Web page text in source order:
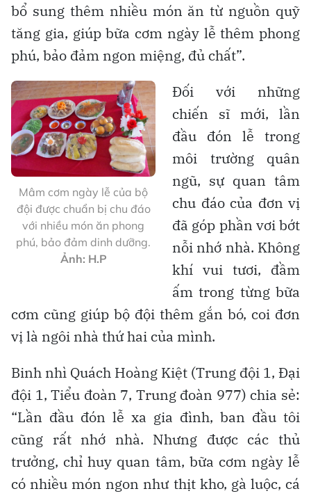
bổ sung thêm nhiều món ăn từ nguồn quỹ
tăng gia, giúp bữa cơm ngày lễ thêm phong
phú, bảo đảm ngon miệng, đủ chất”.
Mâm cơm ngày lễ của bộ
đội được chuẩn bị chu đáo
với nhiều món ăn phong
phú, bảo đảm dinh dưỡng.
Ảnh: H.P
Đối với những
chiến sĩ mới, lần
đầu đón lễ trong
môi trường quân
ngũ, sự quan tâm
chu đáo của đơn vị
đã góp phần vơi bớt
nỗi nhớ nhà. Không
khí vui tươi, đầm
ấm trong từng bữa
cơm cũng giúp bộ đội thêm gắn bó, coi đơn
vị là ngôi nhà thứ hai của mình.
Binh nhì Quách Hoàng Kiệt (Trung đội 1, Đại
đội 1, Tiểu đoàn 7, Trung đoàn 977) chia sẻ:
“Lần đầu đón lễ xa gia đình, ban đầu tôi
cũng rất nhớ nhà. Nhưng được các thủ
trưởng, chỉ huy quan tâm, bữa cơm ngày lễ
có nhiều món ngon như thịt kho, gà luộc, cá